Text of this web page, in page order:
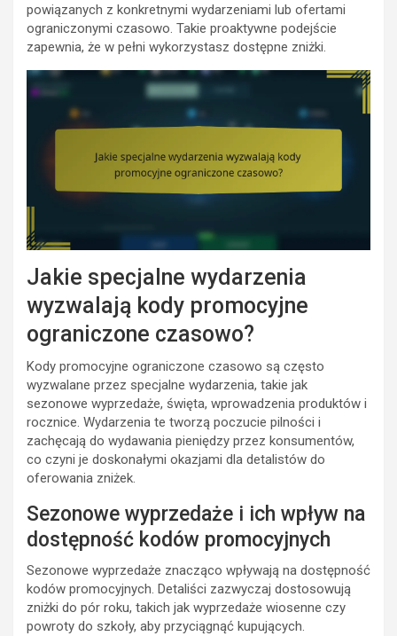
powiązanych z konkretnymi wydarzeniami lub ofertami
ograniczonymi czasowo. Takie proaktywne podejście
zapewnia, że w pełni wykorzystasz dostępne zniżki.
Jakie specjalne wydarzenia
wyzwalają kody promocyjne
ograniczone czasowo?
Kody promocyjne ograniczone czasowo są często
wyzwalane przez specjalne wydarzenia, takie jak
sezonowe wyprzedaże, święta, wprowadzenia produktów i
rocznice. Wydarzenia te tworzą poczucie pilności i
zachęcają do wydawania pieniędzy przez konsumentów,
co czyni je doskonałymi okazjami dla detalistów do
oferowania zniżek.
Sezonowe wyprzedaże i ich wpływ na
dostępność kodów promocyjnych
Sezonowe wyprzedaże znacząco wpływają na dostępność
kodów promocyjnych. Detaliści zazwyczaj dostosowują
zniżki do pór roku, takich jak wyprzedaże wiosenne czy
powroty do szkoły, aby przyciągnąć kupujących.